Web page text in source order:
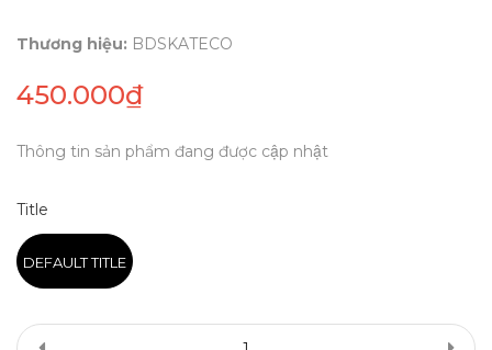
Thương hiệu: BDSKATECO
450.000₫
Thông tin sản phẩm đang được cập nhật
Title
DEFAULT TITLE